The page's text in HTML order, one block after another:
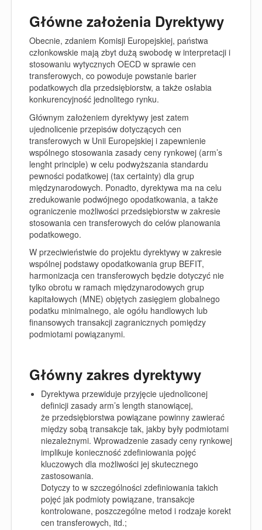
Główne założenia Dyrektywy
Obecnie, zdaniem Komisji Europejskiej, państwa
członkowskie mają zbyt dużą swobodę w interpretacji i
stosowaniu wytycznych OECD w sprawie cen
transferowych, co powoduje powstanie barier
podatkowych dla przedsiębiorstw, a także osłabia
konkurencyjność jednolitego rynku.
Głównym założeniem dyrektywy jest zatem
ujednolicenie przepisów dotyczących cen
transferowych w Unii Europejskiej i zapewnienie
wspólnego stosowania zasady ceny rynkowej (arm’s
lenght principle) w celu podwyższania standardu
pewności podatkowej (tax certainty) dla grup
międzynarodowych. Ponadto, dyrektywa ma na celu
zredukowanie podwójnego opodatkowania, a także
ograniczenie możliwości przedsiębiorstw w zakresie
stosowania cen transferowych do celów planowania
podatkowego.
W przeciwieństwie do projektu dyrektywy w zakresie
wspólnej podstawy opodatkowania grup BEFIT,
harmonizacja cen transferowych będzie dotyczyć nie
tylko obrotu w ramach międzynarodowych grup
kapitałowych (MNE) objętych zasięgiem globalnego
podatku minimalnego, ale ogółu handlowych lub
finansowych transakcji zagranicznych pomiędzy
podmiotami powiązanymi.
Główny zakres dyrektywy
Dyrektywa przewiduje przyjęcie ujednoliconej
definicji zasady arm’s length stanowiącej,
że przedsiębiorstwa powiązane powinny zawierać
między sobą transakcje tak, jakby były podmiotami
niezależnymi. Wprowadzenie zasady ceny rynkowej
implikuje konieczność zdefiniowania pojęć
kluczowych dla możliwości jej skutecznego
zastosowania.
Dotyczy to w szczególności zdefiniowania takich
pojęć jak podmioty powiązane, transakcje
kontrolowane, poszczególne metod i rodzaje korekt
cen transferowych, itd.;